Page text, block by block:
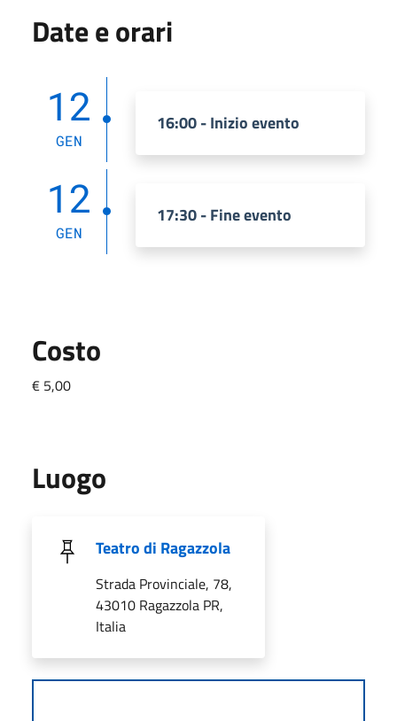
Date e orari
12
GEN
16:00 - Inizio evento
12
GEN
17:30 - Fine evento
Costo
€ 5,00
Luogo
Teatro di Ragazzola
Strada Provinciale, 78,
43010 Ragazzola PR,
Italia